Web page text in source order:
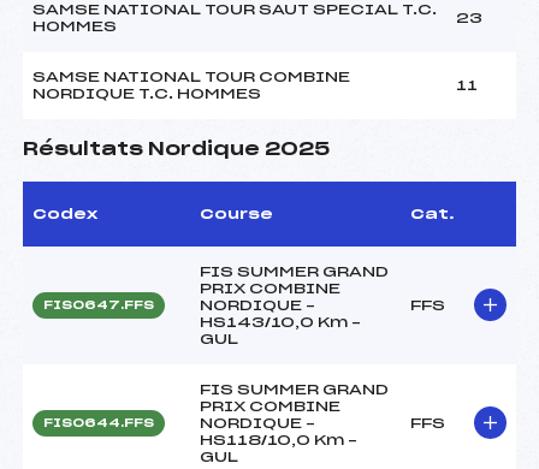
SAMSE NATIONAL TOUR SAUT SPECIAL T.C.
HOMMES
23
SAMSE NATIONAL TOUR COMBINE
NORDIQUE T.C. HOMMES
11
Résultats Nordique 2025
Codex Course Cat.
FIS0647.FFS
FIS SUMMER GRAND
PRIX COMBINE
NORDIQUE –
HS143/10,0 Km –
GUL
FFS
FIS0644.FFS
FIS SUMMER GRAND
PRIX COMBINE
NORDIQUE –
HS118/10,0 Km –
GUL
FFS